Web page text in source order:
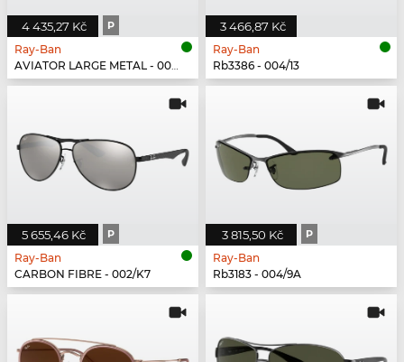
4 435,27 Kč P
Ray-Ban
AVIATOR LARGE METAL - 004/78
3 466,87 Kč
Ray-Ban
Rb3386 - 004/13
5 655,46 Kč P
Ray-Ban
CARBON FIBRE - 002/K7
3 815,50 Kč P
Ray-Ban
Rb3183 - 004/9A